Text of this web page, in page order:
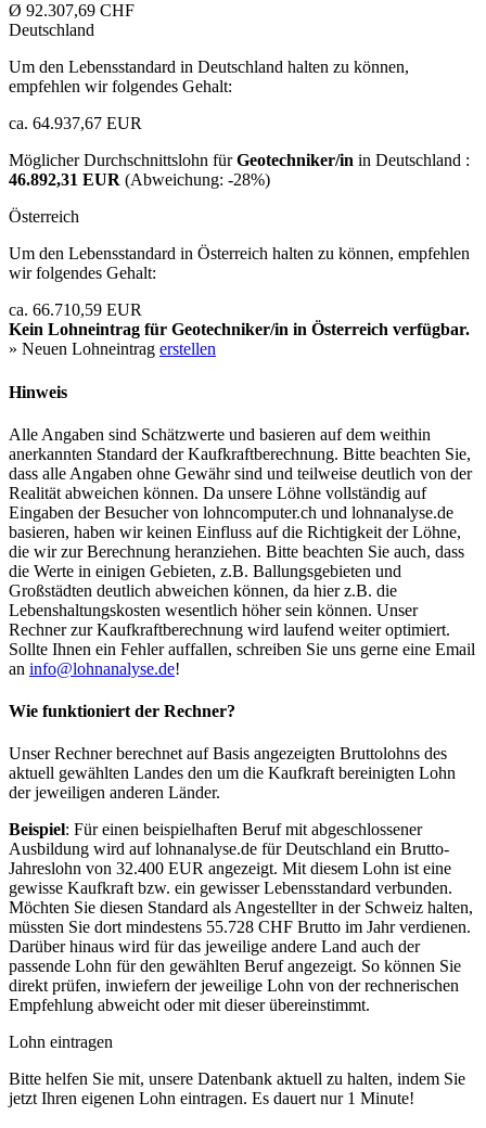
Ø 92.307,69 CHF
Deutschland
Um den Lebensstandard in Deutschland halten zu können,
empfehlen wir folgendes Gehalt:
ca. 64.937,67 EUR
Möglicher Durchschnittslohn fürGeotechniker/in in Deutschland :
46.892,31 EUR (Abweichung: -28%)
Österreich
Um den Lebensstandard in Österreich halten zu können, empfehlen
wir folgendes Gehalt:
ca. 66.710,59 EUR
Kein Lohneintrag für Geotechniker/in in Österreich verfügbar.
» Neuen Lohneintrag erstellen
Hinweis
Alle Angaben sind Schätzwerte und basieren auf dem weithin
anerkannten Standard der Kaufkraftberechnung. Bitte beachten Sie,
dass alle Angaben ohne Gewähr sind und teilweise deutlich von der
Realität abweichen können. Da unsere Löhne vollständig auf
Eingaben der Besucher von lohncomputer.ch und lohnanalyse.de
basieren, haben wir keinen Einfluss auf die Richtigkeit der Löhne,
die wir zur Berechnung heranziehen. Bitte beachten Sie auch, dass
die Werte in einigen Gebieten, z.B. Ballungsgebieten und
Großstädten deutlich abweichen können, da hier z.B. die
Lebenshaltungskosten wesentlich höher sein können. Unser
Rechner zur Kaufkraftberechnung wird laufend weiter optimiert.
Sollte Ihnen ein Fehler auffallen, schreiben Sie uns gerne eine Email
an info@lohnanalyse.de!
Wie funktioniert der Rechner?
Unser Rechner berechnet auf Basis angezeigten Bruttolohns des
aktuell gewählten Landes den um die Kaufkraft bereinigten Lohn
der jeweiligen anderen Länder.
Beispiel: Für einen beispielhaften Beruf mit abgeschlossener
Ausbildung wird auf lohnanalyse.de für Deutschland ein Brutto-
Jahreslohn von 32.400 EUR angezeigt. Mit diesem Lohn ist eine
gewisse Kaufkraft bzw. ein gewisser Lebensstandard verbunden.
Möchten Sie diesen Standard als Angestellter in der Schweiz halten,
müssten Sie dort mindestens 55.728 CHF Brutto im Jahr verdienen.
Darüber hinaus wird für das jeweilige andere Land auch der
passende Lohn für den gewählten Beruf angezeigt. So können Sie
direkt prüfen, inwiefern der jeweilige Lohn von der rechnerischen
Empfehlung abweicht oder mit dieser übereinstimmt.
Lohn eintragen
Bitte helfen Sie mit, unsere Datenbank aktuell zu halten, indem Sie
jetzt Ihren eigenen Lohn eintragen. Es dauert nur 1 Minute!